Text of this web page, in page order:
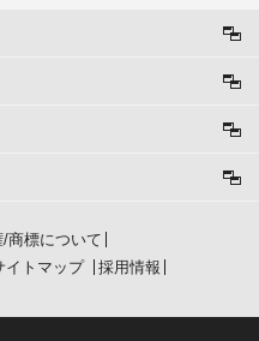
商標について
イトマップ 採用情報